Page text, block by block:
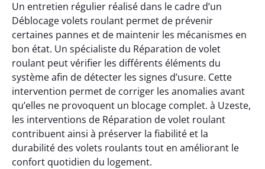
Un entretien régulier réalisé dans le cadre d’un
Déblocage volets roulant permet de prévenir
certaines pannes et de maintenir les mécanismes en
bon état. Un spécialiste du Réparation de volet
roulant peut vérifier les différents éléments du
système afin de détecter les signes d’usure. Cette
intervention permet de corriger les anomalies avant
qu’elles ne provoquent un blocage complet. à Uzeste,
les interventions de Réparation de volet roulant
contribuent ainsi à préserver la fiabilité et la
durabilité des volets roulants tout en améliorant le
confort quotidien du logement.